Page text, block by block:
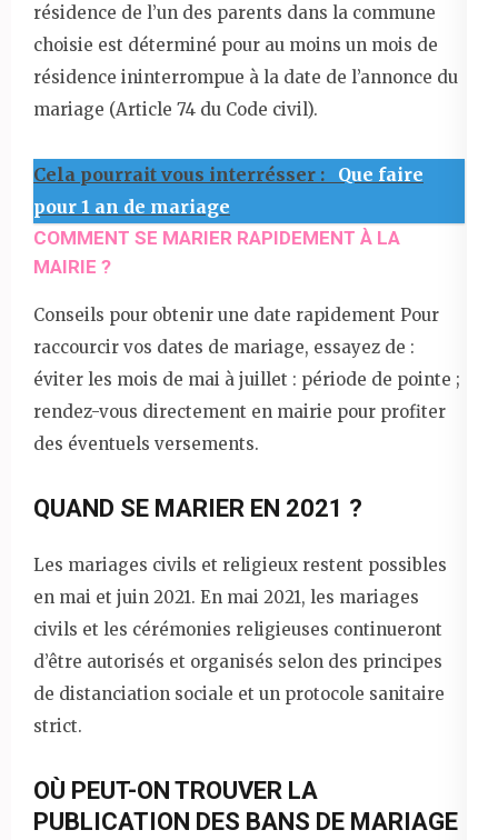
résidence de l’un des parents dans la commune
choisie est déterminé pour au moins un mois de
résidence ininterrompue à la date de l’annonce du
mariage (Article 74 du Code civil).
Cela pourrait vous interrésser :
Que faire
pour 1 an de mariage
COMMENT SE MARIER RAPIDEMENT À LA
MAIRIE ?
Conseils pour obtenir une date rapidement Pour
raccourcir vos dates de mariage, essayez de :
éviter les mois de mai à juillet : période de pointe ;
rendez-vous directement en mairie pour profiter
des éventuels versements.
QUAND SE MARIER EN 2021 ?
Les mariages civils et religieux restent possibles
en mai et juin 2021. En mai 2021, les mariages
civils et les cérémonies religieuses continueront
d’être autorisés et organisés selon des principes
de distanciation sociale et un protocole sanitaire
strict.
OÙ PEUT-ON TROUVER LA
PUBLICATION DES BANS DE MARIAGE